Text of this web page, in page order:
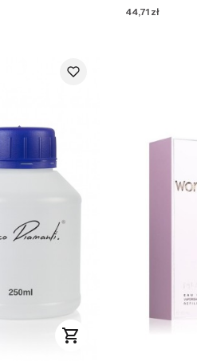
Cena
44,71 zł